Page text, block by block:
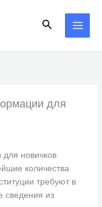
Search
для
новичков
количества
требуют в
сведения из